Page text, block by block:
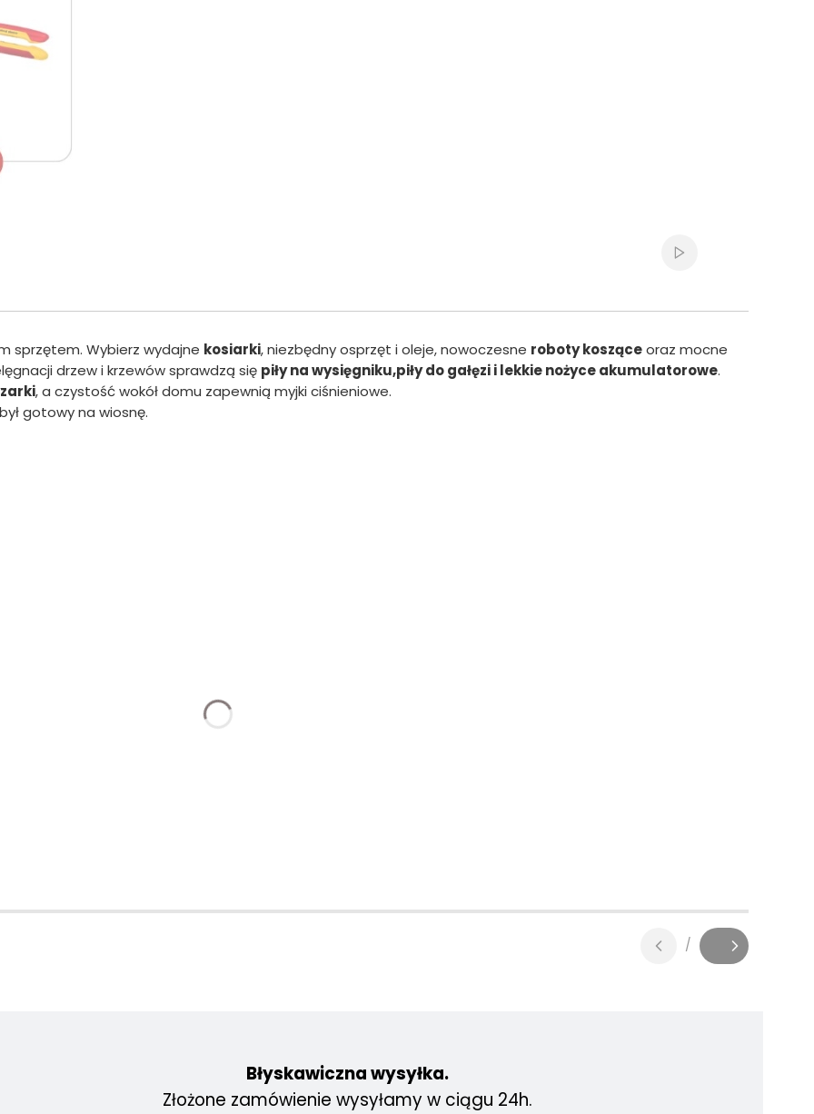
Włącz
sprzętem. Wybierz wydajne kosiarki, niezbędny osprzęt i oleje, nowoczesne roboty kosząceoraz mocne
drzew i krzewów sprawdzą się piły na wysięgniku,piły do gałęzi i lekkie nożyce akumulatorowe.
, a czystość wokół domu zapewnią myjki ciśnieniowe.
gotowy na wiosnę.
Slajd
/
z
Błyskawiczna wysyłka.
Złożone zamówienie wysyłamy w ciągu 24h.